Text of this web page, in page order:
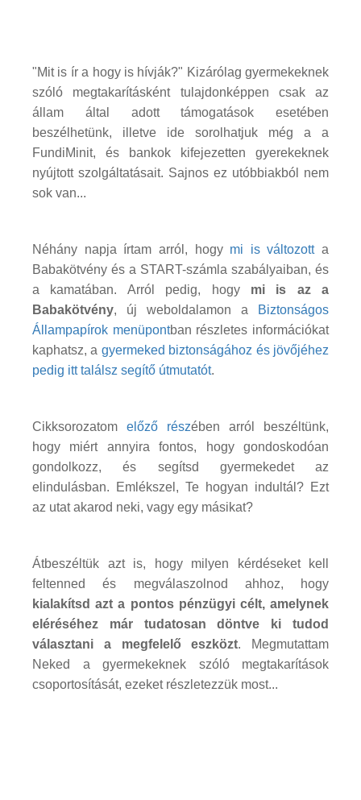
"Mit is ír a hogy is hívják?" Kizárólag gyermekeknek
szóló megtakarításként tulajdonképpen csak az
állam által adott támogatások esetében
beszélhetünk, illetve ide sorolhatjuk még a a
FundiMinit, és bankok kifejezetten gyerekeknek
nyújtott szolgáltatásait. Sajnos ez utóbbiakból nem
sok van...
Néhány napja írtam arról, hogy mi is változotta
Babakötvény és a START-számla szabályaiban, és
a kamatában. Arról pedig, hogy mi is az a
Babakötvény, új weboldalamon a
Biztonságos
Állampapírok menüpontban részletes információkat
kaphatsz, a gyermeked biztonságához és jövőjéhez
pedig itt találsz segítő útmutatót.
Cikksorozatom előző részében arról beszéltünk,
hogy miért annyira fontos, hogy gondoskodóan
gondolkozz, és segítsd gyermekedet az
elindulásban. Emlékszel, Te hogyan indultál? Ezt
az utat akarod neki, vagy egy másikat?
Átbeszéltük azt is, hogy milyen kérdéseket kell
feltenned és megválaszolnod ahhoz, hogy
kialakítsd azt a pontos pénzügyi célt, amelynek
eléréséhez már tudatosan döntve ki tudod
választani a megfelelő eszközt. Megmutattam
Neked a gyermekeknek szóló megtakarítások
csoportosítását, ezeket részletezzük most...